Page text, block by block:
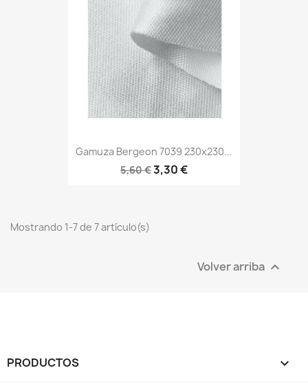
Gamuza Bergeon 7039 230x230...
5,60 €3,30 €
Mostrando 1-7 de 7 artículo(s)
Volver arriba 
PRODUCTOS 